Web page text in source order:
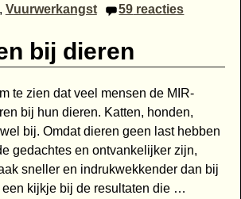
, Vuurwerkangst 59 reacties
bij dieren
te zien dat veel mensen de MIR-
bij hun dieren. Katten, honden,
bij. Omdat dieren geen last hebben
gedachtes en ontvankelijker zijn,
sneller en indrukwekkender dan bij
een kijkje bij de resultaten die …